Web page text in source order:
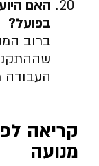
האם
בפועל?
ברוב
העבודה
קריאה
מנועה